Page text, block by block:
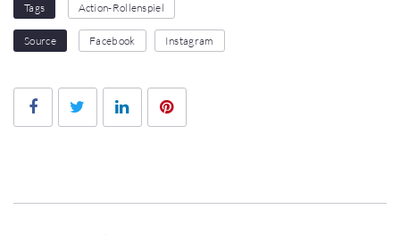
Tags Action-Rollenspiel
Source Facebook Instagram
FacebookTwitter LinkedIn